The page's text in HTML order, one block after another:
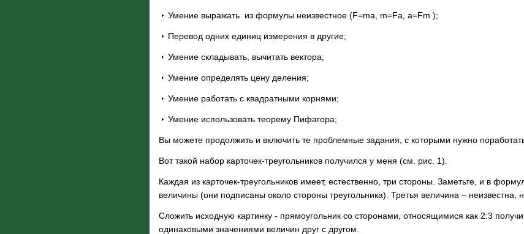
Умение выражать из формулы неизвестное (F=ma, m=Fa , a=Fm );
Перевод одних единиц измерения в другие;
Умение складывать, вычитать вектора;
Умение определять цену деления;
Умение работать с квадратными корнями;
Умение использовать теорему Пифагора;
Вы можете продолжить и включить те проблемные задания, с которыми нужно
Вот такой набор карточек-треугольников получился у меня (см. рис. 1).
Каждая из карточек-треугольников имеет, естественно, три стороны. Заметьте, и в
величины (они подписаны около стороны треугольника). Третья величина –
Сложить исходную картинку - прямоугольник со сторонами, относящимися как 2:3
одинаковыми значениями величин друг с другом.